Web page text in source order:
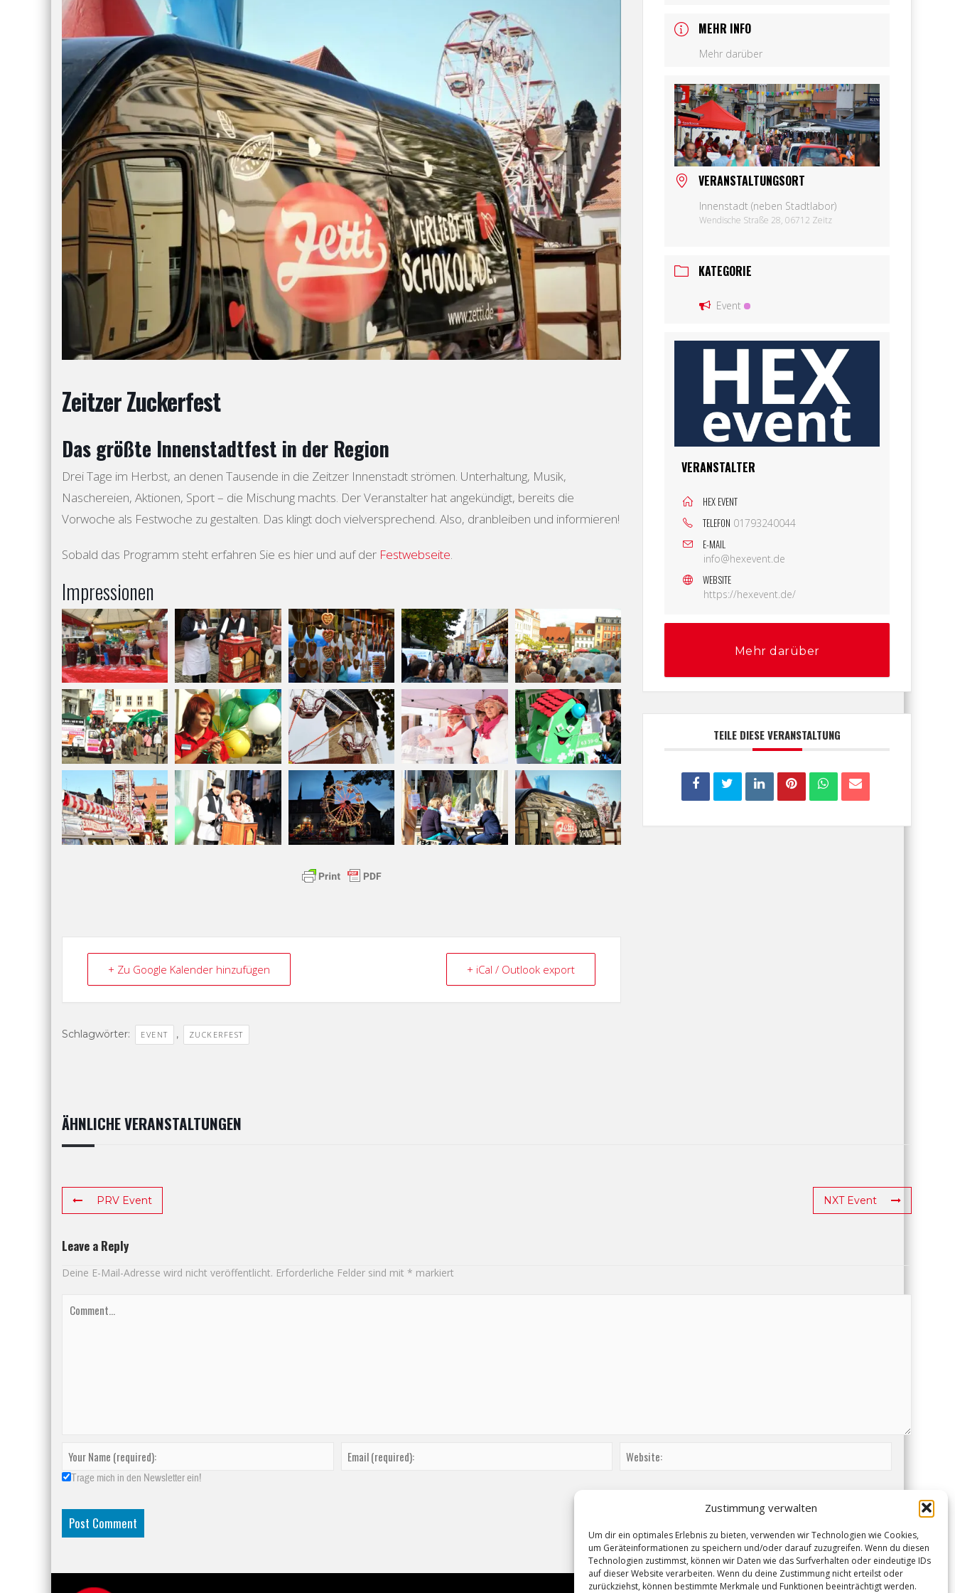
Zustimmung verwalten
Um dir ein optimales Erlebnis zu bieten, verwenden wir Technologien wie Cookies,
um Geräteinformationen zu speichern und/oder darauf zuzugreifen. Wenn du diesen
Technologien zustimmst, können wir Daten wie das Surfverhalten oder eindeutige IDs
auf dieser Website verarbeiten. Wenn du deine Zustimmung nicht erteilst oder
zurückziehst, können bestimmte Merkmale und Funktionen beeinträchtigt werden.
Zeitzer Zuckerfest
Das größte Innenstadtfest in der Region
Drei Tage im Herbst, an denen Tausende in die Zeitzer Innenstadt strömen. Unterhaltung, Musik,
Naschereien, Aktionen, Sport – die Mischung machts. Der Veranstalter hat angekündigt, bereits die
Vorwoche als Festwoche zu gestalten. Das klingt doch vielversprechend. Also, dranbleiben und informieren!
Sobald das Programm steht erfahren Sie es hier und auf der Festwebseite.
Impressionen
+ Zu Google Kalender hinzufügen + iCal / Outlook export
Schlagwörter: EVENT , ZUCKERFEST
MEHR INFO
Mehr darüber
VERANSTALTUNGSORT
Innenstadt (neben Stadtlabor)
Wendische Straße 28, 06712 Zeitz
KATEGORIE
Event
VERANSTALTER
HEX EVENT
TELEFON 01793240044
E-MAIL
info@hexevent.de
WEBSITE
https://hexevent.de/
Mehr darüber
TEILE DIESE VERANSTALTUNG
ÄHNLICHE VERANSTALTUNGEN
PRV Event NXT Event
Leave a Reply
Deine E-Mail-Adresse wird nicht veröffentlicht. Erforderliche Felder sind mit * markiert
Trage mich in den Newsletter ein!